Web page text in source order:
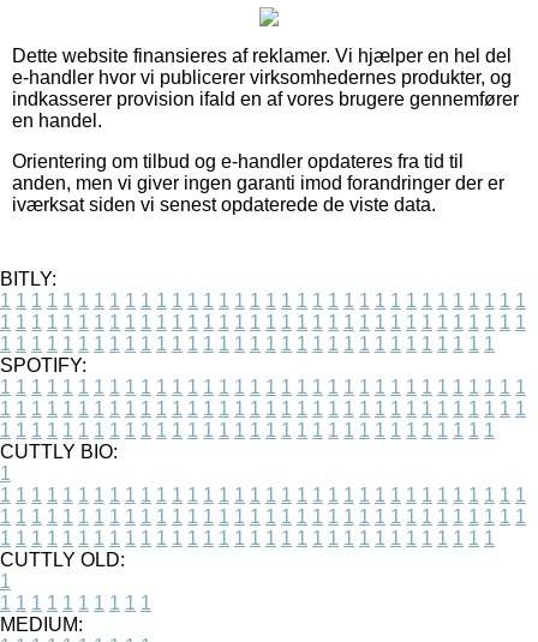
Dette website finansieres af reklamer. Vi hjælper en hel del
e-handler hvor vi publicerer virksomhedernes produkter, og
indkasserer provision ifald en af vores brugere gennemfører
en handel.
Orientering om tilbud og e-handler opdateres fra tid til
anden, men vi giver ingen garanti imod forandringer der er
iværksat siden vi senest opdaterede de viste data.
BITLY:
1 1 1 1 1 1 1 1 1 1 1 1 1 1 1 1 1 1 1 1 1 1 1 1 1 1 1 1 1 1 1 1 1 1
1 1 1 1 1 1 1 1 1 1 1 1 1 1 1 1 1 1 1 1 1 1 1 1 1 1 1 1 1 1 1 1 1 1
1 1 1 1 1 1 1 1 1 1 1 1 1 1 1 1 1 1 1 1 1 1 1 1 1 1 1 1 1 1 1 1
SPOTIFY:
1 1 1 1 1 1 1 1 1 1 1 1 1 1 1 1 1 1 1 1 1 1 1 1 1 1 1 1 1 1 1 1 1 1
1 1 1 1 1 1 1 1 1 1 1 1 1 1 1 1 1 1 1 1 1 1 1 1 1 1 1 1 1 1 1 1 1 1
1 1 1 1 1 1 1 1 1 1 1 1 1 1 1 1 1 1 1 1 1 1 1 1 1 1 1 1 1 1 1 1
CUTTLY BIO:
1
1 1 1 1 1 1 1 1 1 1 1 1 1 1 1 1 1 1 1 1 1 1 1 1 1 1 1 1 1 1 1 1 1 1
1 1 1 1 1 1 1 1 1 1 1 1 1 1 1 1 1 1 1 1 1 1 1 1 1 1 1 1 1 1 1 1 1 1
1 1 1 1 1 1 1 1 1 1 1 1 1 1 1 1 1 1 1 1 1 1 1 1 1 1 1 1 1 1 1 1
CUTTLY OLD:
1
1 1 1 1 1 1 1 1 1 1
MEDIUM: